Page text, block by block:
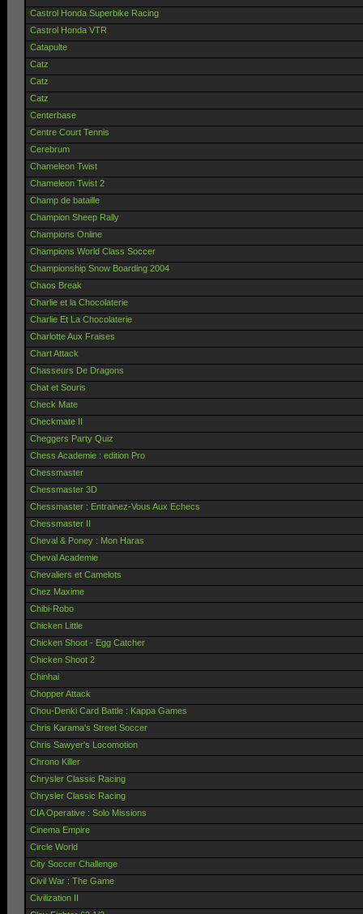
Castrol Honda Superbike Racing
Castrol Honda VTR
Catapulte
Catz
Catz
Catz
Centerbase
Centre Court Tennis
Cerebrum
Chameleon Twist
Chameleon Twist 2
Champ de bataille
Champion Sheep Rally
Champions Online
Champions World Class Soccer
Championship Snow Boarding 2004
Chaos Break
Charlie et la Chocolaterie
Charlie Et La Chocolaterie
Charlotte Aux Fraises
Chart Attack
Chasseurs De Dragons
Chat et Souris
Check Mate
Checkmate II
Cheggers Party Quiz
Chess Academie : edition Pro
Chessmaster
Chessmaster 3D
Chessmaster : Entrainez-Vous Aux Echecs
Chessmaster II
Cheval & Poney : Mon Haras
Cheval Academie
Chevaliers et Camelots
Chez Maxime
Chibi-Robo
Chicken Little
Chicken Shoot - Egg Catcher
Chicken Shoot 2
Chinhai
Chopper Attack
Chou-Denki Card Battle : Kappa Games
Chris Karama's Street Soccer
Chris Sawyer's Locomotion
Chrono Killer
Chrysler Classic Racing
Chrysler Classic Racing
CIA Operative : Solo Missions
Cinema Empire
Circle World
City Soccer Challenge
Civil War : The Game
Civilization II